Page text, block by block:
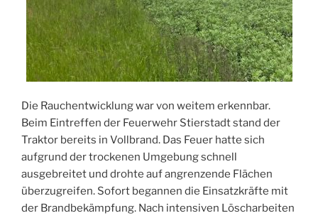
Die Rauchentwicklung war von weitem erkennbar.
Beim Eintreffen der Feuerwehr Stierstadt stand der
Traktor bereits in Vollbrand. Das Feuer hatte sich
aufgrund der trockenen Umgebung schnell
ausgebreitet und drohte auf angrenzende Flächen
überzugreifen. Sofort begannen die Einsatzkräfte mit
der Brandbekämpfung. Nach intensiven Löscharbeiten